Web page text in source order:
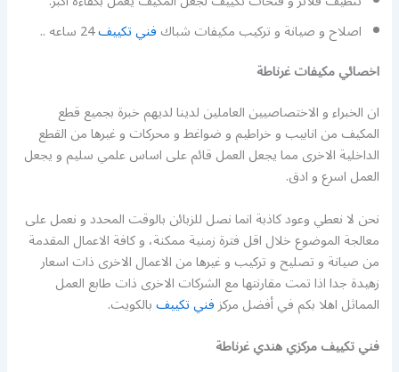
اصلاح و صيانة و تركيب مكيفات شباكفني تكييف24 ساعه ..
اخصائي مكيفات غرناطة
ان الخبراء و الاختصاصيين العاملين لدينا لديهم خبرة بجميع قطع
المكيف من انابيب و خراطيم و ضواغط و محركات و غيرها من القطع
الداخلية الاخرى مما يجعل العمل قائم على اساس علمي سليم و يجعل
العمل اسرع و ادق.
نحن لا نعطي وعود كاذبة انما نصل للزبائن بالوقت المحدد و نعمل على
معالجة الموضوع خلال اقل فترة زمنية ممكنة، و كافة الاعمال المقدمة
من صيانة و تصليح و تركيب و غيرها من الاعمال الاخرى ذات اسعار
زهيدة جدا اذا تمت مقارنتها مع الشركات الاخرى ذات طابع العمل
المماثل اهلا بكم في أفضل مركزفني تكييفبالكويت.
فني تكييف مركزي هندي غرناطة